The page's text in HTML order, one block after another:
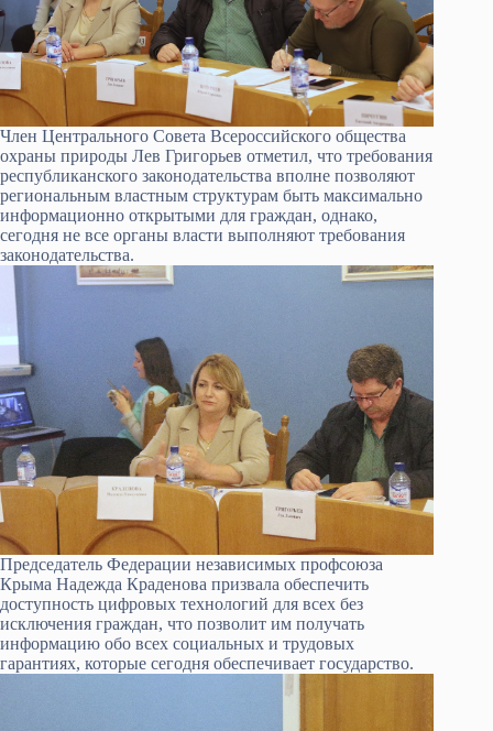
Член Центрального Совета Всероссийского общества
охраны природы Лев Григорьев отметил, что требования
республиканского законодательства вполне позволяют
региональным властным структурам быть максимально
информационно открытыми для граждан, однако,
сегодня не все органы власти выполняют требования
законодательства.
Председатель Федерации независимых профсоюза
Крыма Надежда Краденова призвала обеспечить
доступность цифровых технологий для всех без
исключения граждан, что позволит им получать
информацию обо всех социальных и трудовых
гарантиях, которые сегодня обеспечивает государство.